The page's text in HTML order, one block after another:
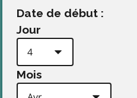
Date de début :
Jour
Mois